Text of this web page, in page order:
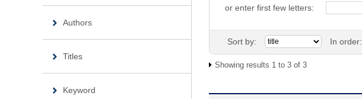
Authors
Titles
Keyword
or enter first few letters:
Sort by: In order:
Showing results 1 to 3 of 3